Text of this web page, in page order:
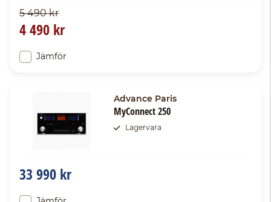
5 490 kr
4 490 kr
Jämför
Advance Paris
MyConnect 250
Lagervara
33 990 kr